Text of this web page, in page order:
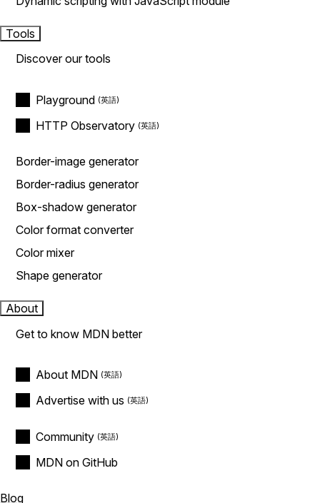
Tools
Discover our tools
Playground
HTTP Observatory
Border-image generator
Border-radius generator
Box-shadow generator
Color format converter
Color mixer
Shape generator
About
Get to know MDN better
About MDN
Advertise with us
Community
MDN on GitHub
Blog